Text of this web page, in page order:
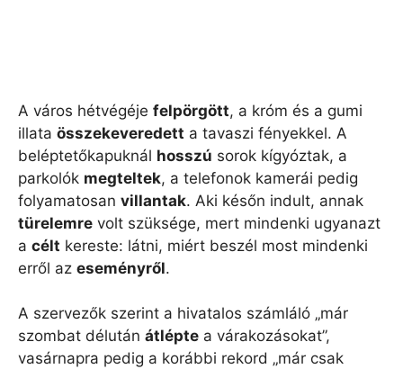
A város hétvégéje felpörgött, a króm és a gumi
illata összekeveredett a tavaszi fényekkel. A
beléptetőkapuknál hosszú sorok kígyóztak, a
parkolók megteltek, a telefonok kamerái pedig
folyamatosan villantak. Aki későn indult, annak
türelemre volt szüksége, mert mindenki ugyanazt
a célt kereste: látni, miért beszél most mindenki
erről az eseményről.
A szervezők szerint a hivatalos számláló „már
szombat délután átlépte a várakozásokat”,
vasárnapra pedig a korábbi rekord „már csak